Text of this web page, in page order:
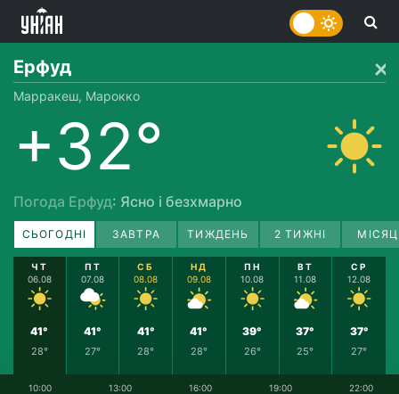
Ерфуд
Марракеш, Марокко
+32°
Погода Ерфуд: Ясно і безхмарно
СЬОГОДНІ ЗАВТРА ТИЖДЕНЬ 2 ТИЖНІ
ЧТ
06.08
41°
28°
ПТ
07.08
41°
27°
СБ
08.08
41°
28°
НД
09.08
41°
28°
ПН
10.08
39°
26°
ВТ
11.08
37°
25°
СР
12.08
37°
27°
10:00 13:00 16:00 19:00 22:00